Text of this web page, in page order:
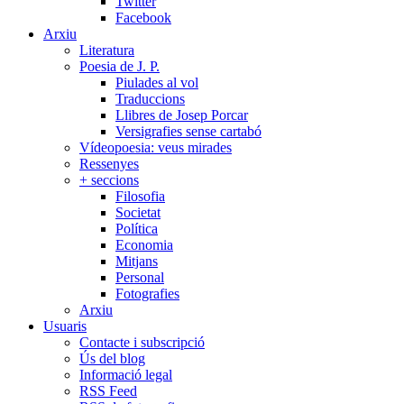
Facebook
Arxiu
Literatura
Poesia de J. P.
Piulades al vol
Traduccions
Llibres de Josep Porcar
Versigrafies sense cartabó
Vídeopoesia: veus mirades
Ressenyes
+ seccions
Filosofia
Societat
Política
Economia
Mitjans
Personal
Fotografies
Arxiu
Usuaris
Contacte i subscripció
Ús del blog
Informació legal
RSS Feed